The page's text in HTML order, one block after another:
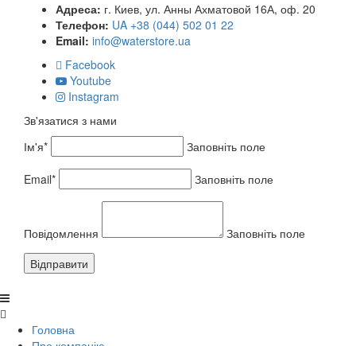
Адреса: г. Киев, ул. Анны Ахматовой 16А, оф. 20
Телефон: UA +38 (044) 502 01 22
Email: info@waterstore.ua
Facebook
Youtube
Instagram
Зв'язатися з нами
Ім'я*
Заповніть поле
Email* Заповніть поле
Повідомлення
Заповніть поле
Відправити
Головна